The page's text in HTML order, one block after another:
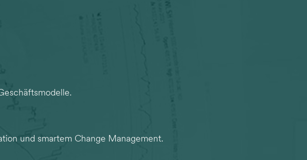
und smartem Change Management.